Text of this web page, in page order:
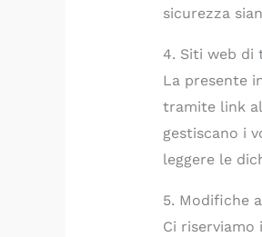
sicurezza
4. Siti web di
La presente
tramite link
gestiscano i
leggere le
5. Modifiche
Ci